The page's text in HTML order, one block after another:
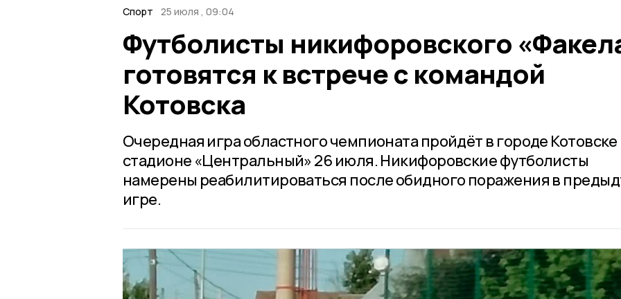
Спорт 25 июля , 09:04
Футболисты никифоровского
готовятся к встрече с командой
Котовска
Очередная игра областного чемпионата пройдёт в городе Котовске
стадионе «Центральный» 26 июля. Никифоровские футболисты
намерены реабилитироваться после обидного поражения в
игре.